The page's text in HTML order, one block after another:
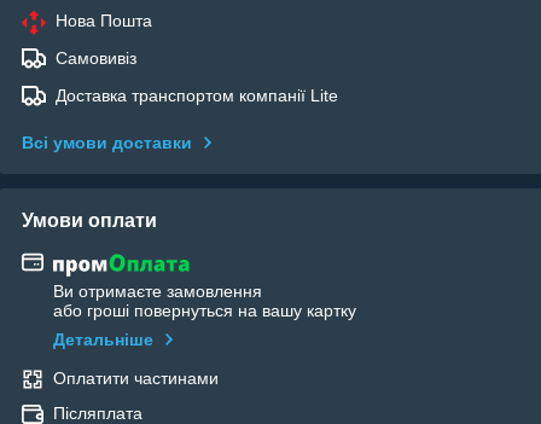
Нова Пошта
Самовивіз
Доставка транспортом компанії Lite
Всі умови доставки
Умови оплати
Ви отримаєте замовлення
або гроші повернуться на вашу картку
Детальніше
Оплатити частинами
Післяплата